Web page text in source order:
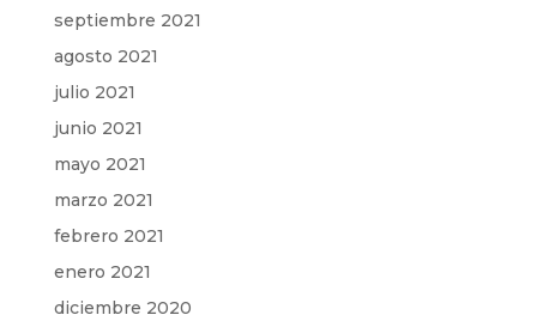
septiembre 2021
agosto 2021
julio 2021
junio 2021
mayo 2021
marzo 2021
febrero 2021
enero 2021
diciembre 2020